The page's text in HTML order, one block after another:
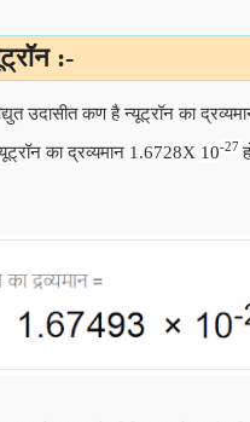
:-
उदासीत कण है न्यूट्रॉन का
का द्रव्यमान 1.6728X 10-27